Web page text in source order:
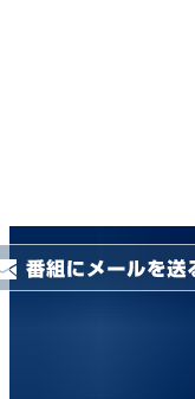
ニッポン